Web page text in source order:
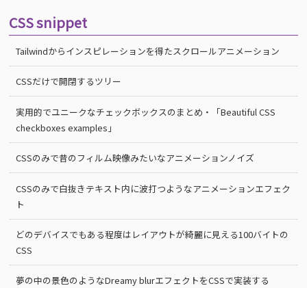
CSS snippet
Tailwindからインスピレーションを得たスクロールアニメーション
CSSだけで開閉するツリー
実用的でユニークなチェックボックスのまとめ・「Beautiful CSS
checkboxes examples」
CSSのみで昔のフィルム映像みたいなアニメーションノイズ
CSSのみで白抜きテキスト内に波打つようなアニメーションエフェク
ト
どのデバイスでもある程度はレイアウトが綺麗に見える100バイトの
CSS
夢の中の景色のようなDreamy blurエフェクトをCSSで実装する